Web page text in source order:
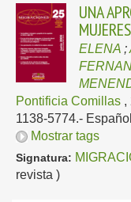
UNA
ELENA ;
Pontificia Comillas ,
1138-5774.- Español
Mostrar tags
Signatura:
revista )